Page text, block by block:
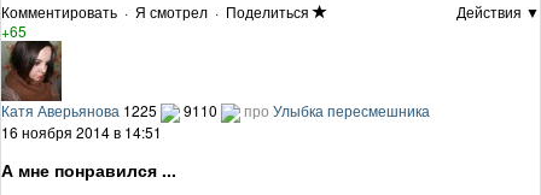
Комментировать · Я смотрел · Поделиться
Действия ▼
+65
Катя Аверьянова 1225 9110 про Улыбка пересмешника
16 ноября 2014 в 14:51
А мне понравился ...